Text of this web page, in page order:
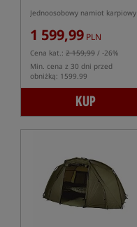
Jednoosobowy namiot karpiowy
1 599,99 PLN
Cena kat.: 2 159,99 / -26%
Min. cena z 30 dni przed
obniżką: 1599.99
KUP